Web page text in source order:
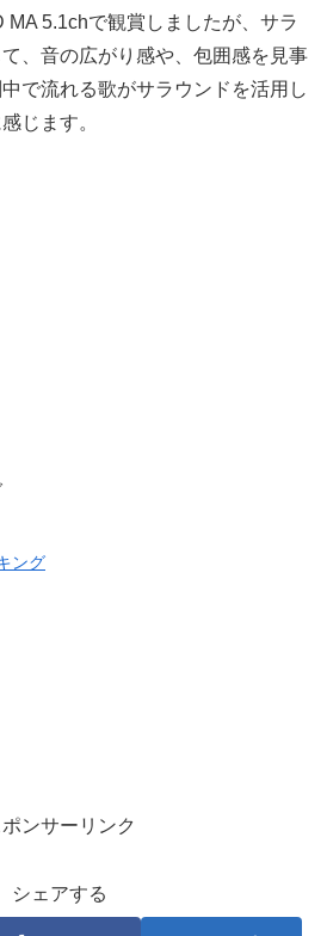
MA 5.1chで観賞しましたが、サラ
、音の広がり感や、包囲感を見事
で流れる歌がサラウンドを活用し
じます。
ング
ポンサーリンク
シェアする